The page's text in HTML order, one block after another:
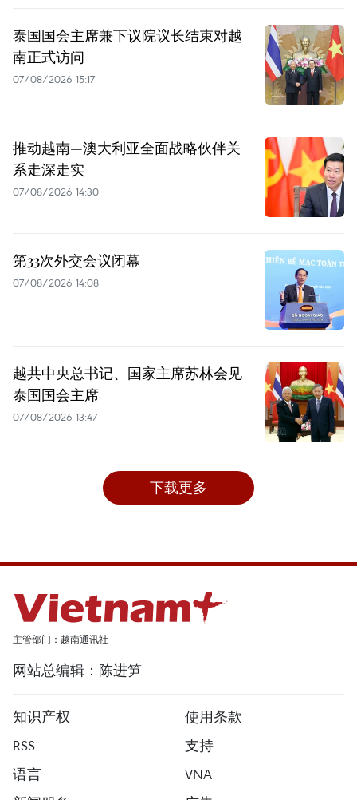
泰国国会主席兼下议院议长结束对越
南正式访问
07/08/2026 15:17
推动越南—澳大利亚全面战略伙伴关
系走深走实
07/08/2026 14:30
第33次外交会议闭幕
07/08/2026 14:08
越共中央总书记、国家主席苏林会见
泰国国会主席
07/08/2026 13:47
下载更多
主管部门：越南通讯社
网站总编辑：陈进笋
知识产权
使用条款
RSS
支持
语言
VNA